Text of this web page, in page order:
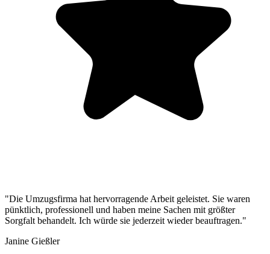
"Die Umzugsfirma hat hervorragende Arbeit geleistet. Sie waren
pünktlich, professionell und haben meine Sachen mit größter
Sorgfalt behandelt. Ich würde sie jederzeit wieder beauftragen."
Janine Gießler